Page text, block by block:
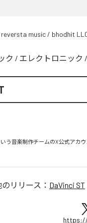
reversta music / bhodhit
ク / エレクトロニック /
いう音楽制作チームのX公式アカ
リリース： DaVinci ST